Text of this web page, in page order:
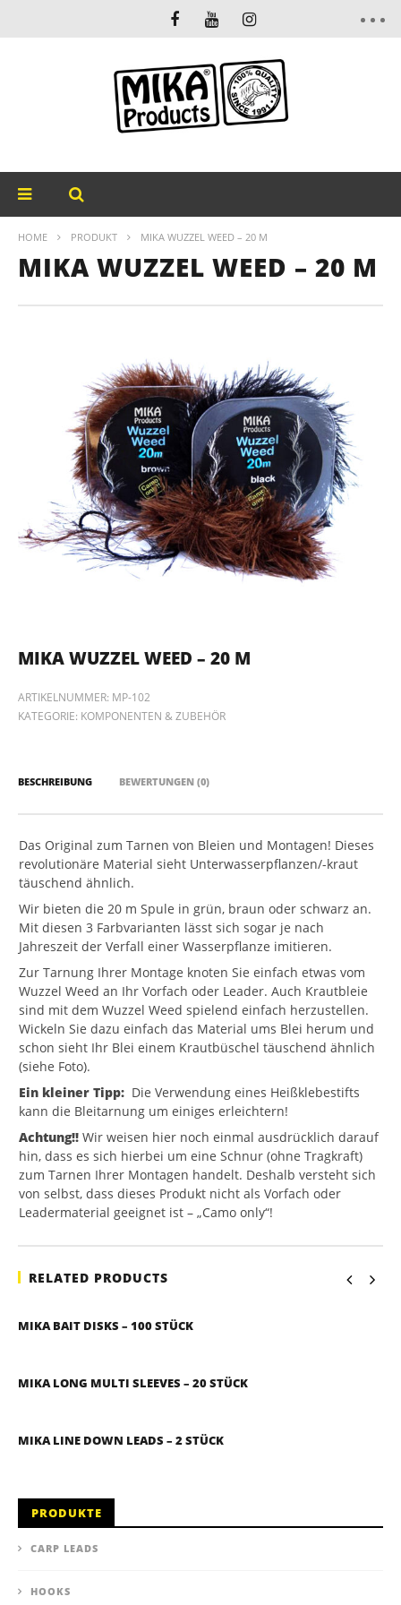
HOME PRODUKT MIKA WUZZEL WEED – 20 M
MIKA WUZZEL WEED – 20 M
MIKA WUZZEL WEED – 20 M
ARTIKELNUMMER: MP-102
KATEGORIE: KOMPONENTEN & ZUBEHÖR
BESCHREIBUNG BEWERTUNGEN (0)
Das Original zum Tarnen von Bleien und Montagen! Dieses
revolutionäre Material sieht Unterwasserpflanzen/-kraut
täuschend ähnlich.
Wir bieten die 20 m Spule in grün, braun oder schwarz an.
Mit diesen 3 Farbvarianten lässt sich sogar je nach
Jahreszeit der Verfall einer Wasserpflanze imitieren.
Zur Tarnung Ihrer Montage knoten Sie einfach etwas vom
Wuzzel Weed an Ihr Vorfach oder Leader. Auch Krautbleie
sind mit dem Wuzzel Weed spielend einfach herzustellen.
Wickeln Sie dazu einfach das Material ums Blei herum und
schon sieht Ihr Blei einem Krautbüschel täuschend ähnlich
(siehe Foto).
Ein kleiner Tipp: Die Verwendung eines Heißklebestifts
kann die Bleitarnung um einiges erleichtern!
Achtung!! Wir weisen hier noch einmal ausdrücklich darauf
hin, dass es sich hierbei um eine Schnur (ohne Tragkraft)
zum Tarnen Ihrer Montagen handelt. Deshalb versteht sich
von selbst, dass dieses Produkt nicht als Vorfach oder
Leadermaterial geeignet ist – „Camo only“!
RELATED PRODUCTS
MIKA BAIT DISKS – 100 STÜCK
MIKA LONG MULTI SLEEVES – 20 STÜCK
MIKA LINE DOWN LEADS – 2 STÜCK
PRODUKTE
CARP LEADS
HOOKS